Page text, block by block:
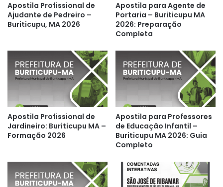
Apostila Profissional de
Ajudante de Pedreiro –
Buriticupu, MA 2026
Apostila para Agente de
Portaria – Buriticupu MA
2026: Preparação
Completa
Apostila Profissional de
Jardineiro: Buriticupu MA –
Formação 2026
Apostila para Professores
de Educação Infantil –
Buriticupu MA 2026: Guia
Completo